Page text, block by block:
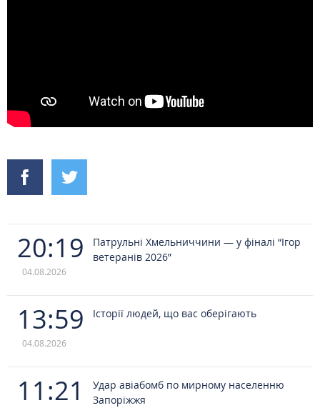
20:19
04.08.2026
Патрульні Хмельниччини — у фіналі “Ігор
ветеранів 2026”
13:59
04.08.2026
Історії людей, що вас оберігають
11:21
Удар авіабомб по мирному населенню
Запоріжжя